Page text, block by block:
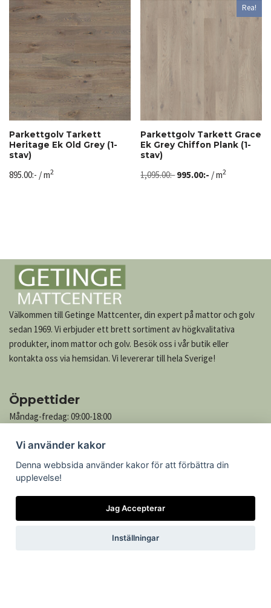
Parkettgolv Tarkett
Heritage Ek Old Grey (1-
stav)
895.00:- / m2
Rea!
Parkettgolv Tarkett Grace
Ek Grey Chiffon Plank (1-
stav)
1,095.00:-995.00:- / m2
Välkommen till Getinge Mattcenter, din expert på mattor och golv
sedan 1969. Vi erbjuder ett brett sortiment av högkvalitativa
produkter, inom mattor och golv. Besök oss i vår butik eller
kontakta oss via hemsidan. Vi levererar till hela Sverige!
Öppettider
Måndag-fredag: 09:00-18:00
Söndag: Stängt
Kontakta oss
Vi använder kakor
Denna webbsida använder kakor för att förbättra din
upplevelse!
Jag Accepterar
Inställningar